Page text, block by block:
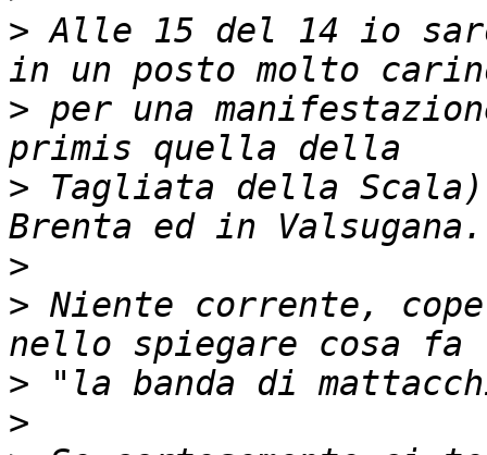
> Alle 15 del 14 io
> per una
> Tagliata della Scala)
>
> Niente corrente,
>
>